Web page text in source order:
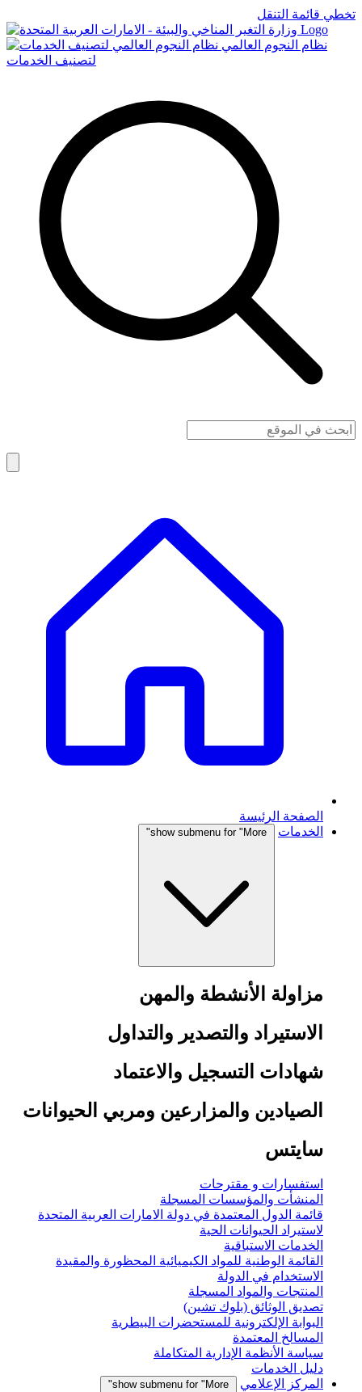
تخطي قائمة التنقل
Logo
نظام النجوم العالمي
لتصنيف الخدمات
الصفحة الرئيسة
الخدمات
show submenu for "More"
مزاولة الأنشطة والمهن
الاستيراد والتصدير والتداول
شهادات التسجيل والاعتماد
الصيادين والمزارعين ومربي الحيوانات
سايتس
استفسارات و مقترحات
المنشأت والمؤسسات المسجلة
قائمة الدول المعتمدة في دولة الامارات العربية المتحدة
لاستيراد الحيوانات الحية
الخدمات الاستباقية
القائمة الوطنية للمواد الكيميائية المحظورة والمقيدة
الاستخدام في الدولة
المنتجات والمواد المسجلة
تصديق الوثائق (بلوك تشين)
البوابة الإلكترونية للمستحضرات البيطرية
المسالخ المعتمدة
سياسة الأنظمة الإدارية المتكاملة
دليل الخدمات
المركز الإعلامي
show submenu for "More"